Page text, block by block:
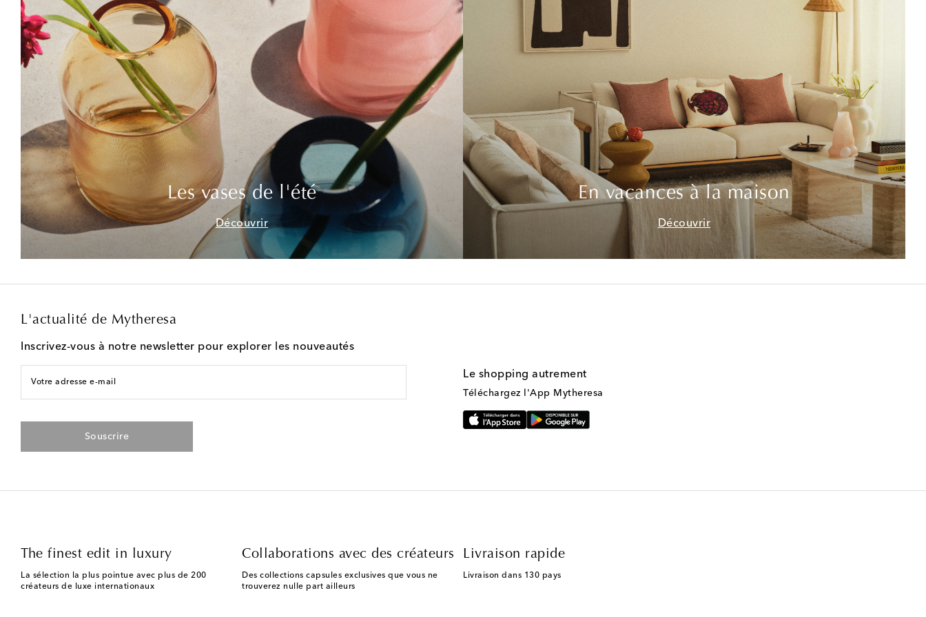
Les vases de l'été
Découvrir
En vacances à la maison
Découvrir
L'actualité de Mytheresa
Inscrivez-vous à notre newsletter pour explorer les nouveautés
Votre adresse e-mail
Souscrire
Le shopping autrement
Téléchargez l'App Mytheresa
The finest edit in luxury
La sélection la plus pointue avec plus de 200
créateurs de luxe internationaux
Collaborations avec des créateurs
Des collections capsules exclusives que vous ne
trouverez nulle part ailleurs
Livraison rapide
Livraison dans 130 pays